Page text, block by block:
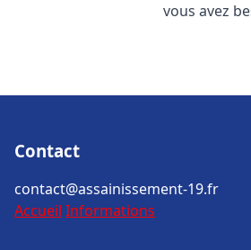
vous avez
Contact
contact@assainissement-19.fr
Accueil Informations